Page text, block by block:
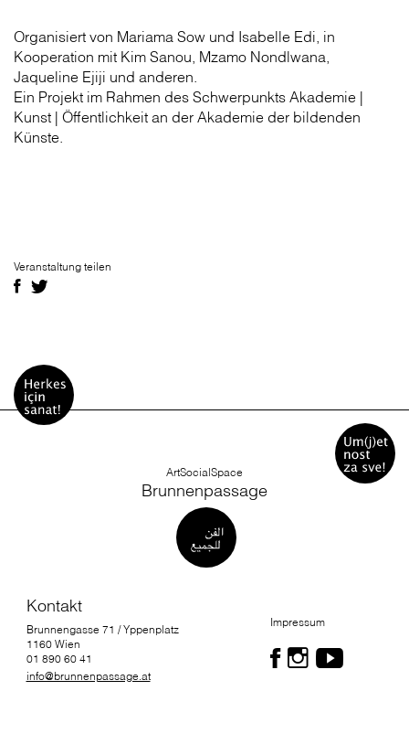
Organisiert von Mariama Sow und Isabelle Edi, in
Kooperation mit Kim Sanou, Mzamo Nondlwana,
Jaqueline Ejiji und anderen.
Ein Projekt im Rahmen des Schwerpunkts Akademie |
Kunst | Öffentlichkeit an der Akademie der bildenden
Künste.
Veranstaltung teilen
ArtSocialSpace
Brunnenpassage
Kontakt
Brunnengasse 71 / Yppenplatz
1160 Wien
01 890 60 41
info@brunnenpassage.at
Impressum